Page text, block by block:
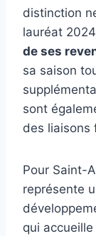
distinction
lauréat
de ses
sa saison
sont
des liaisons
Pour Saint-
représente
qui